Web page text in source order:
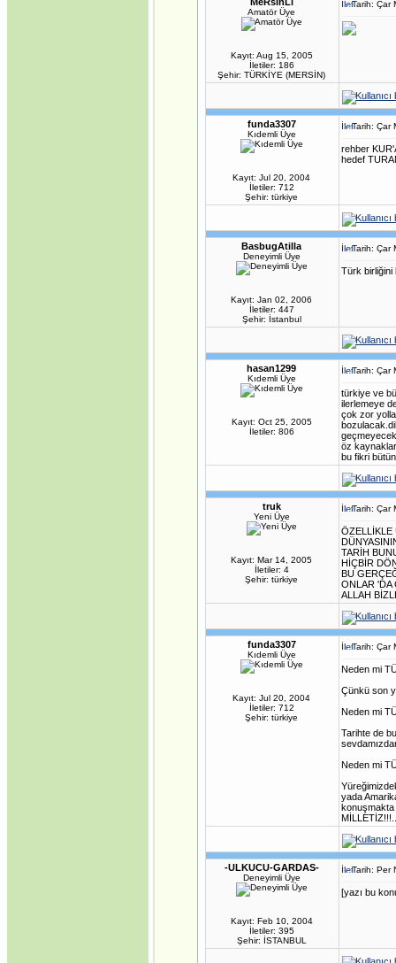
Amatör Üye
Kayıt: Aug 15, 2005
İletiler: 186
Şehir: TÜRKİYE (MERSİN)
Tarih: Çar
funda3307
Kıdemli Üye
Kayıt: Jul 20, 2004
İletiler: 712
Şehir: türkiye
Tarih: Çar
rehber
hedef
BasbugAtilla
Deneyimli Üye
Kayıt: Jan 02, 2006
İletiler: 447
Şehir: İstanbul
Tarih: Çar
Türk birliğini
hasan1299
Kıdemli Üye
Kayıt: Oct 25, 2005
İletiler: 806
Tarih: Çar
türkiye ve
ilerlemeye
çok zor
öz
bu fikri
truk
Yeni Üye
Kayıt: Mar 14, 2005
İletiler: 4
Şehir: türkiye
Tarih: Çar
ÖZELLİKLE
TARİH
HİÇBİR
BU
ONLAR 'DA
ALLAH
funda3307
Kıdemli Üye
Kayıt: Jul 20, 2004
İletiler: 712
Şehir: türkiye
Tarih: Çar
Neden mi
Çünkü son
Neden mi
Tarihte de
Neden mi
yada
konuşmakta
-ULKUCU-GARDAS-
Deneyimli Üye
Kayıt: Feb 10, 2004
İletiler: 395
Şehir: İSTANBUL
Tarih: Per
[yazı bu